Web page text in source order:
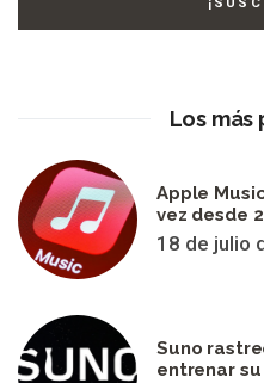
Los
Apple
vez desde
18 de julio
Suno
entrenar su